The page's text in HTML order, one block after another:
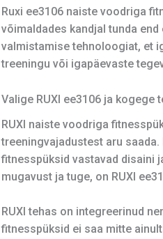
Ruxi ee3106 naiste voodriga
võimaldades kandjal tunda
valmistamise tehnoloogiat, et
treeningu või igapäevaste
Valige RUXI ee3106 ja
RUXI naiste voodriga
treeningvajadustest aru
fitnesspüksid vastavad disaini
mugavust ja tuge, on RUXI
RUXI tehas on integreerinud
fitnesspüksid ei saa mitte